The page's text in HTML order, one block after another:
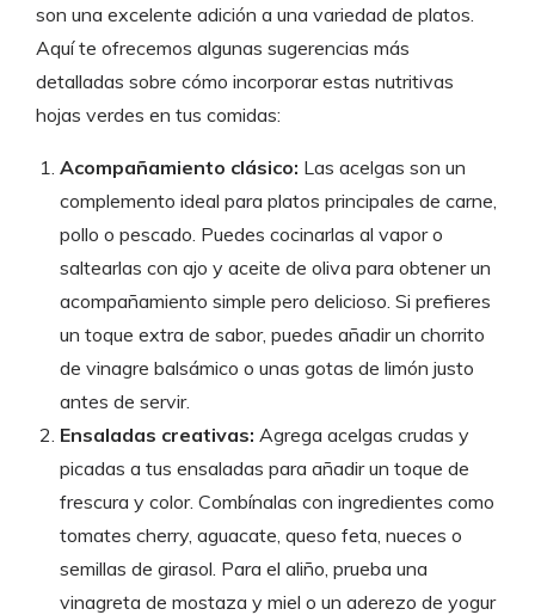
son una excelente adición a una variedad de platos.
Aquí te ofrecemos algunas sugerencias más
detalladas sobre cómo incorporar estas nutritivas
hojas verdes en tus comidas:
Acompañamiento clásico: Las acelgas son un
complemento ideal para platos principales de carne,
pollo o pescado. Puedes cocinarlas al vapor o
saltearlas con ajo y aceite de oliva para obtener un
acompañamiento simple pero delicioso. Si prefieres
un toque extra de sabor, puedes añadir un chorrito
de vinagre balsámico o unas gotas de limón justo
antes de servir.
Ensaladas creativas: Agrega acelgas crudas y
picadas a tus ensaladas para añadir un toque de
frescura y color. Combínalas con ingredientes como
tomates cherry, aguacate, queso feta, nueces o
semillas de girasol. Para el aliño, prueba una
vinagreta de mostaza y miel o un aderezo de yogur